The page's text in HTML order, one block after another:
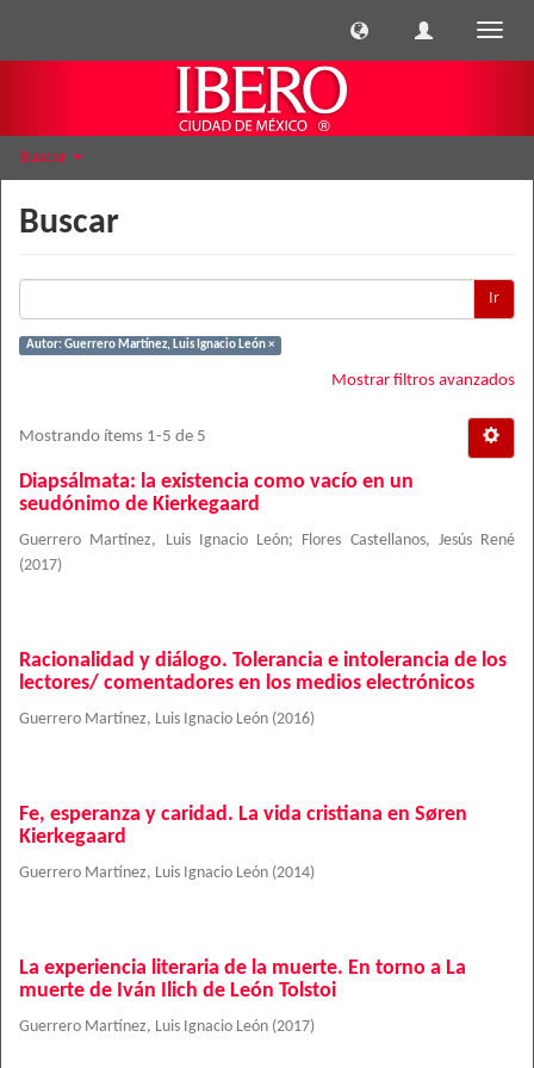
Buscar
Buscar
Ir
Autor: Guerrero Martínez, Luis Ignacio León ×
Mostrar filtros avanzados
Mostrando ítems 1-5 de 5
Diapsálmata: la existencia como vacío en un
seudónimo de Kierkegaard
Guerrero Martínez, Luis Ignacio León;
Flores Castellanos, Jesús René
(2017)
Racionalidad y diálogo. Tolerancia e intolerancia de los
lectores/ comentadores en los medios electrónicos
Guerrero Martínez, Luis Ignacio León (2016)
Fe, esperanza y caridad. La vida cristiana en Søren
Kierkegaard
Guerrero Martínez, Luis Ignacio León (2014)
La experiencia literaria de la muerte. En torno a La
muerte de Iván Ilich de León Tolstoi
Guerrero Martínez, Luis Ignacio León (2017)